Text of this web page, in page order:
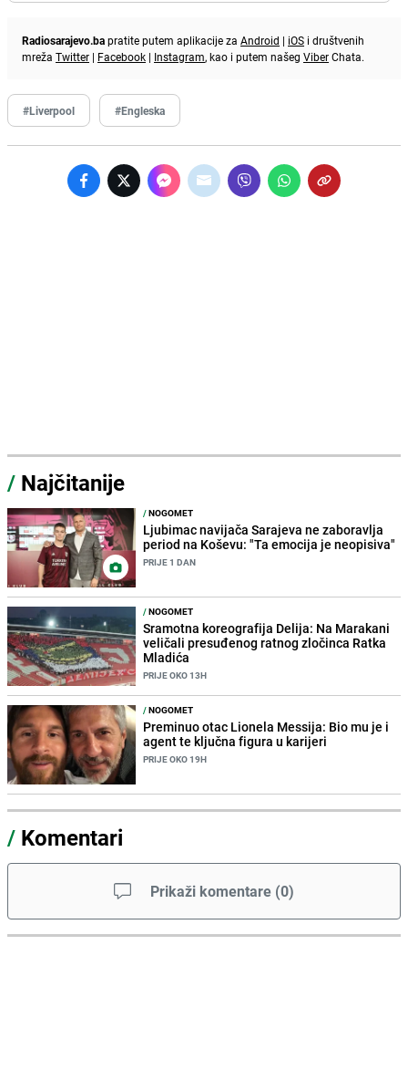
Radiosarajevo.bapratite putem aplikacije za Android | iOS i društvenih
mreža Twitter | Facebook | Instagram, kao i putem našeg ViberChata.
#Liverpool #Engleska
/ Najčitanije
/NOGOMET
Ljubimac navijača Sarajeva ne zaboravlja
period na Koševu: "Ta emocija je neopisiva"
PRIJE 1 DAN
/NOGOMET
Sramotna koreografija Delija: Na Marakani
veličali presuđenog ratnog zločinca Ratka
Mladića
PRIJE OKO 13H
/NOGOMET
Preminuo otac Lionela Messija: Bio mu je i
agent te ključna figura u karijeri
PRIJE OKO 19H
/ Komentari
Prikaži komentare (0)